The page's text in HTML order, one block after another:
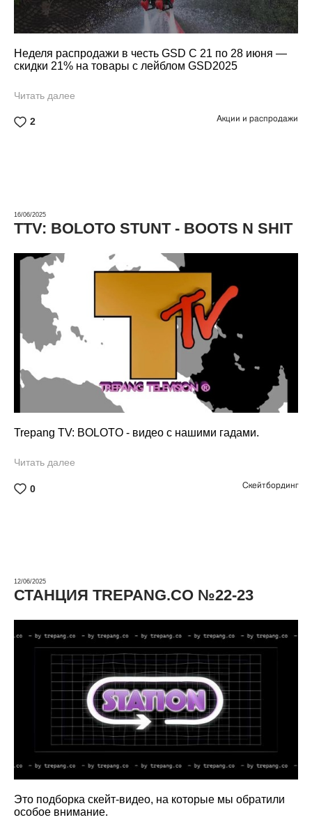
Неделя распродажи в честь GSD С 21 по 28 июня —
скидки 21% на товары с лейблом GSD2025
Читать далее
2 Акции и распродажи
Trepang TV: BOLOTO - видео с нашими гадами.
Читать далее
0 Скейтбординг
16/06/2025
TTV: BOLOTO STUNT - BOOTS N SHIT
Это подборка скейт-видео, на которые мы обратили
особое внимание.
12/06/2025
СТАНЦИЯ TREPANG.CO №22-23